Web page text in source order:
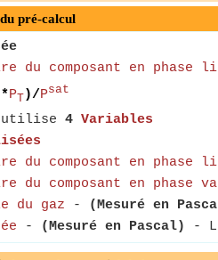
pré-calcul
du composant en phase
*P T )/Psat
utilise 4 Variables
du composant en phase
du composant en phase
du gaz - (Mesuré en
- (Mesuré en Pascal) -